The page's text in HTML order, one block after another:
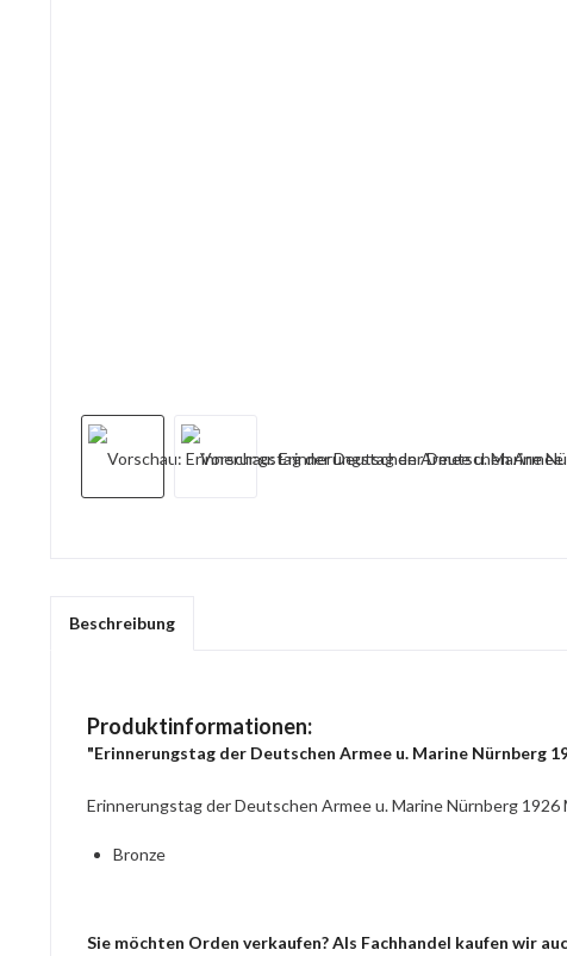
Beschreibung
Produktinformationen:
"Erinnerungstag der Deutschen Armee u. Marine Nürnberg
Erinnerungstag der Deutschen Armee u. Marine Nürnberg 1926
Bronze
Sie möchten Orden verkaufen? Als Fachhandel kaufen wir